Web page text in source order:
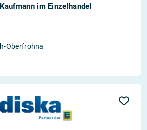
im Einzelhandel
Oberfrohna